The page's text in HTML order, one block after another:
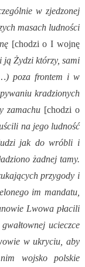
w zjedzonej
masach ludności
[chodzi o I wojnę
Żydzi którzy, sami
poza frontem i w
kradzionych
zamachu [chodzi o
na jego ludność
ludzi jak do wróbli i
żadnej tamy.
przygody i
im mandatu,
Lwowa płacili
ucieczce
w ukryciu, aby
wojsko polskie